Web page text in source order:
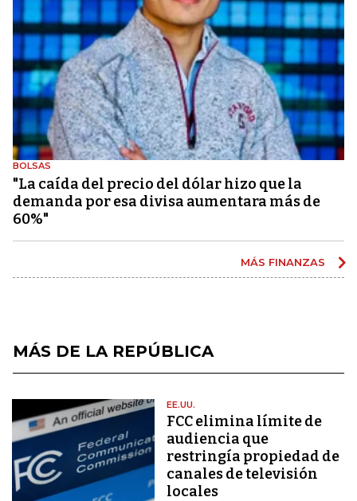
BOLSAS
"La caída del precio del dólar hizo que la
demanda por esa divisa aumentara más de
60%"
MÁS FINANZAS
MÁS DE LA REPÚBLICA
EE.UU.
FCC elimina límite de
audiencia que
restringía propiedad de
canales de televisión
locales